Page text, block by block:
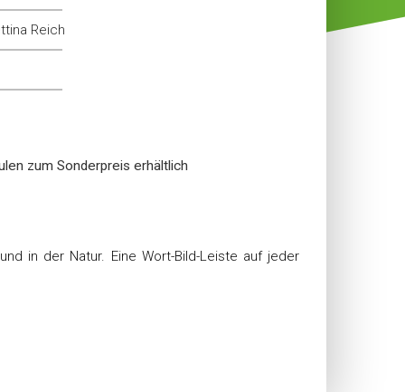
Reich
zum Sonderpreis erhältlich
in der Natur. Eine Wort-Bild-Leiste auf jeder